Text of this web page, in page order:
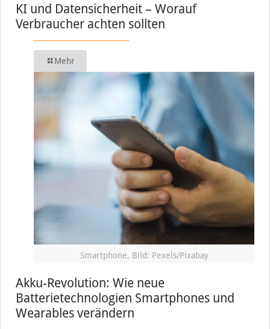
KI und Datensicherheit – Worauf
Verbraucher achten sollten
Mehr
Smartphone, Bild: Pexels/Pixabay
Akku-Revolution: Wie neue
Batterietechnologien Smartphones und
Wearables verändern